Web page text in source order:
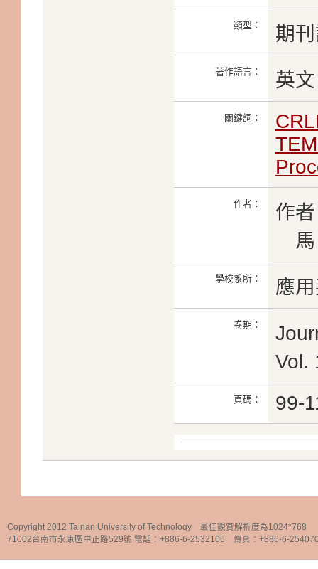
類型： 期
著作語言： 英文
關鍵詞：
作者：
作
學校系所： 應
卷期：
Vol.
頁碼： 99-
Copyright 2012 Tainan University of Technology 最佳觀賞解析度為1024*768
71002台南市永康區中正路529號 電話：+886-6-2532106 傳真：+886-6-